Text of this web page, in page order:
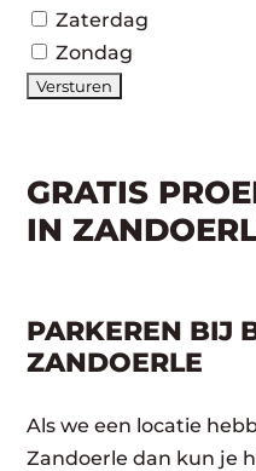
Zaterdag
Zondag
GRATIS
IN
PARKEREN BIJ
ZANDOERLE
Als we een locatie
Zandoerle dan kun je